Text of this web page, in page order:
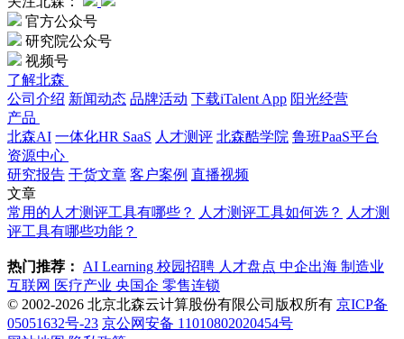
官方公众号
研究院公众号
视频号
了解北森
公司介绍 新闻动态 品牌活动 下载iTalent App 阳光经营
产品
北森AI 一体化HR SaaS 人才测评 北森酷学院 鲁班PaaS平台
资源中心
研究报告 干货文章 客户案例 直播视频
文章
常用的人才测评工具有哪些？
人才测评工具如何选？
人才测
评工具有哪些功能？
热门推荐： AI Learning 校园招聘 人才盘点 中企出海 制造业
互联网 医疗产业 央国企 零售连锁
© 2002-2026 北京北森云计算股份有限公司版权所有 京ICP备
05051632号-23 京公网安备 11010802020454号